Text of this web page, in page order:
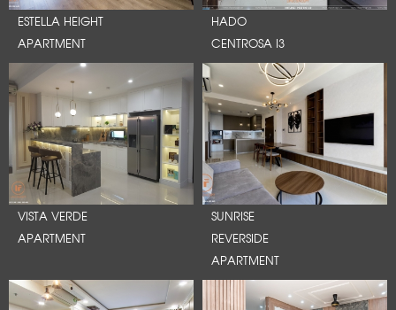
ESTELLA HEIGHT
APARTMENT
HADO
CENTROSA I3
VISTA VERDE
APARTMENT
SUNRISE
REVERSIDE
APARTMENT